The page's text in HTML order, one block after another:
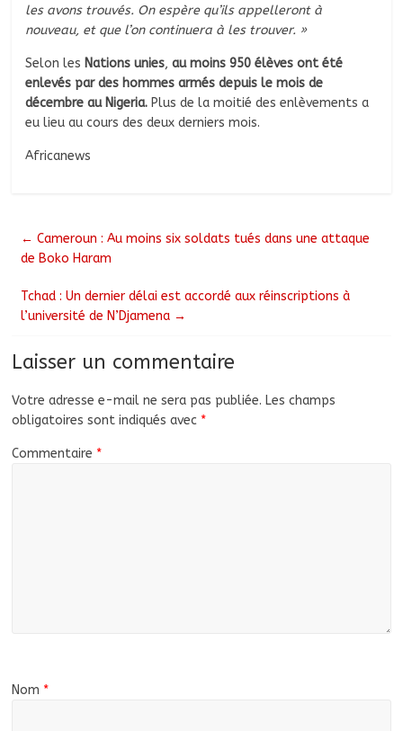
les avons trouvés. On espère qu’ils appelleront à
nouveau, et que l’on continuera à les trouver. »
Selon les Nations unies,au moins 950 élèves ont été
enlevés par des hommes armés depuis le mois de
décembre au Nigeria. Plus de la moitié des enlèvements a
eu lieu au cours des deux derniers mois.
Africanews
← Cameroun : Au moins six soldats tués dans une attaque
de Boko Haram
Tchad : Un dernier délai est accordé aux réinscriptions à
l’université de N’Djamena →
Laisser un commentaire
Votre adresse e-mail ne sera pas publiée. Les champs
obligatoires sont indiqués avec *
Commentaire *
Nom *